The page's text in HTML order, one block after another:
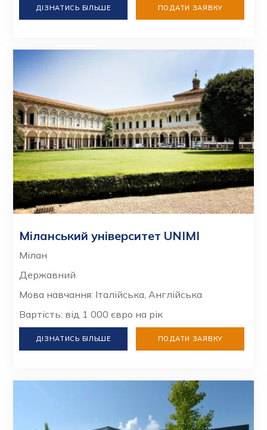
ДІЗНАТИСЬ БІЛЬШЕ ПОДАТИ ЗАЯВКУ
Міланський університет UNIMI
Мілан
Державний
Мова навчання: Італійська, Англійська
Вартість: від 1 000 євро на рік
ДІЗНАТИСЬ БІЛЬШЕ ПОДАТИ ЗАЯВКУ